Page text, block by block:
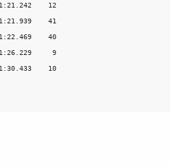
12
41
40
9
10